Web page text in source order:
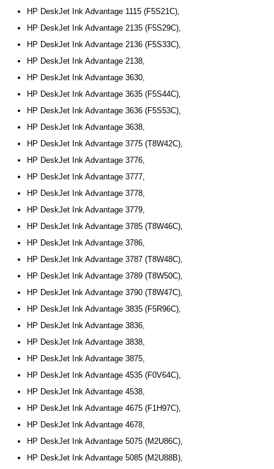
HP DeskJet Ink Advantage 1115 (F5S21C),
HP DeskJet Ink Advantage 2135 (F5S29C),
HP DeskJet Ink Advantage 2136 (F5S33C),
HP DeskJet Ink Advantage 2138,
HP DeskJet Ink Advantage 3630,
HP DeskJet Ink Advantage 3635 (F5S44C),
HP DeskJet Ink Advantage 3636 (F5S53C),
HP DeskJet Ink Advantage 3638,
HP DeskJet Ink Advantage 3775 (T8W42C),
HP DeskJet Ink Advantage 3776,
HP DeskJet Ink Advantage 3777,
HP DeskJet Ink Advantage 3778,
HP DeskJet Ink Advantage 3779,
HP DeskJet Ink Advantage 3785 (T8W46C),
HP DeskJet Ink Advantage 3786,
HP DeskJet Ink Advantage 3787 (T8W48C),
HP DeskJet Ink Advantage 3789 (T8W50C),
HP DeskJet Ink Advantage 3790 (T8W47C),
HP DeskJet Ink Advantage 3835 (F5R96C),
HP DeskJet Ink Advantage 3836,
HP DeskJet Ink Advantage 3838,
HP DeskJet Ink Advantage 3875,
HP DeskJet Ink Advantage 4535 (F0V64C),
HP DeskJet Ink Advantage 4538,
HP DeskJet Ink Advantage 4675 (F1H97C),
HP DeskJet Ink Advantage 4678,
HP DeskJet Ink Advantage 5075 (M2U86C),
HP DeskJet Ink Advantage 5085 (M2U88B),